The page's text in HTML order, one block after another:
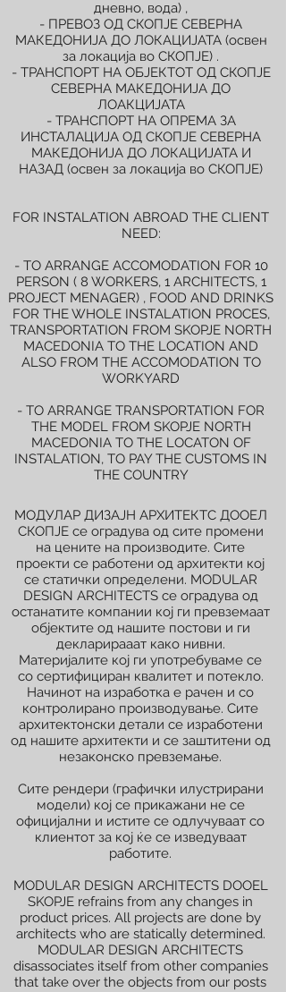
дневно, вода) ,
- ПРЕВОЗ ОД СКОПЈЕ СЕВЕРНА
МАКЕДОНИЈА ДО ЛОКАЦИЈАТА (освен
за локација во СКОПЈЕ) .
- ТРАНСПОРТ НА ОБЈЕКТОТ ОД СКОПЈЕ
СЕВЕРНА МАКЕДОНИЈА ДО
ЛОАКЦИЈАТА
- ТРАНСПОРТ НА ОПРЕМА ЗА
ИНСТАЛАЦИЈА ОД СКОПЈЕ СЕВЕРНА
МАКЕДОНИЈА ДО ЛОКАЦИЈАТА И
НАЗАД (освен за локација во СКОПЈЕ)
FOR INSTALATION ABROAD THE CLIENT
NEED:
- TO ARRANGE ACCOMODATION FOR 10
PERSON ( 8 WORKERS, 1 ARCHITECTS, 1
PROJECT MENAGER) , FOOD AND DRINKS
FOR THE WHOLE INSTALATION PROCES,
TRANSPORTATION FROM SKOPJE NORTH
MACEDONIA TO THE LOCATION AND
ALSO FROM THE ACCOMODATION TO
WORKYARD
- TO ARRANGE TRANSPORTATION FOR
THE MODEL FROM SKOPJE NORTH
MACEDONIA TO THE LOCATON OF
INSTALATION, TO PAY THE CUSTOMS IN
THE COUNTRY
МОДУЛАР ДИЗАЈН АРХИТЕКТС ДООЕЛ
СКОПЈЕ се оградува од сите промени
на цените на производите. Сите
проекти се работени од архитекти кој
се статички определени. MODULAR
DESIGN ARCHITECTS се оградува од
останатите компании кој ги превземаат
објектите од нашите постови и ги
декларирааат како нивни.
Материјалите кој ги употребуваме се
со сертифициран квалитет и потекло.
Начинот на изработка е рачен и со
контролирано производување. Сите
архитектонски детали се изработени
од нашите архитекти и се заштитени од
незаконско превземање.
Сите рендери (графички илустрирани
модели) кој се прикажани не се
официјални и истите се одлучуваат со
клиентот за кој ќе се изведуваат
работите.
MODULAR DESIGN ARCHITECTS DOOEL
SKOPJE refrains from any changes in
product prices. All projects are done by
architects who are statically determined.
MODULAR DESIGN ARCHITECTS
disassociates itself from other companies
that take over the objects from our posts